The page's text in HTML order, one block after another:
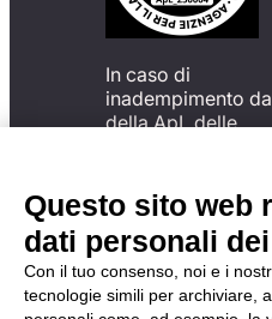
In caso di
inadempimento
della ApL delle
del Codice di
possibile
reclamo
all’Organismo di
Monitoraggio
una delle modalità
descritte al
Questo sito web
dati personali
Con il tuo consenso, noi e i
tecnologie simili per archiviare,